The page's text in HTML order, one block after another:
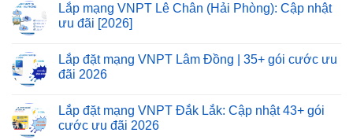
Lắp mạng VNPT Lê Chân (Hải Phòng): Cập nhật
ưu đãi [2026]
Lắp đặt mạng VNPT Lâm Đồng | 35+ gói cước ưu
đãi 2026
Lắp đặt mạng VNPT Đắk Lắk: Cập nhật 43+ gói
cước ưu đãi 2026